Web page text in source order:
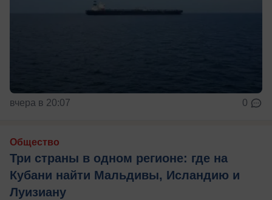
вчера в 20:07 0
Общество
Три страны в одном регионе: где на
Кубани найти Мальдивы, Исландию и
Луизиану